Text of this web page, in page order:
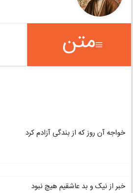
متن
خواجه آن روز که از بندگی آزادم کرد
خبر از نیک و بد عاشقیم هیچ نبود